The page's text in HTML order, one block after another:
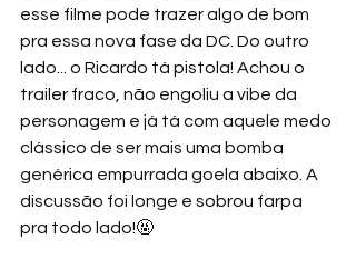
esse filme pode trazer algo de bom
pra essa nova fase da DC. Do outro
lado... o Ricardo tá pistola! Achou o
trailer fraco, não engoliu a vibe da
personagem e já tá com aquele medo
clássico de ser mais uma bomba
genérica empurrada goela abaixo. A
discussão foi longe e sobrou farpa
pra todo lado!🤬